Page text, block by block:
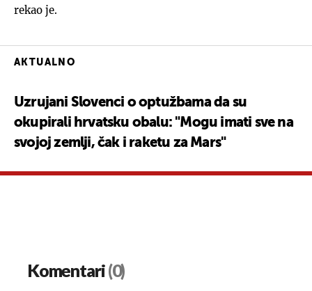
rekao je.
AKTUALNO
Uzrujani Slovenci o optužbama da su
okupirali hrvatsku obalu: "Mogu imati sve na
svojoj zemlji, čak i raketu za Mars"
Komentari(0)